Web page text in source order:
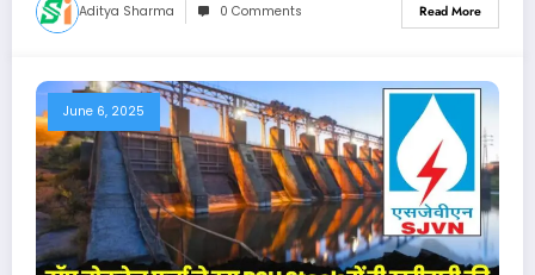
Aditya Sharma 0 Comments Read More
June 6, 2025